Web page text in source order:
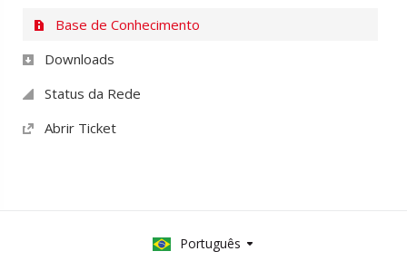
Base de Conhecimento
Downloads
Status da Rede
Abrir Ticket
Português